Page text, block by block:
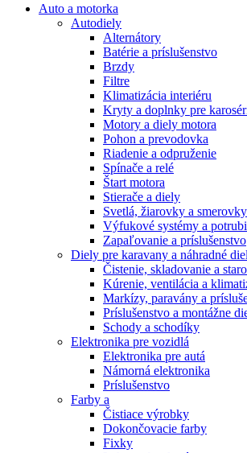
Auto a motorka
Autodiely
Alternátory
Batérie a príslušenstvo
Brzdy
Filtre
Klimatizácia interiéru
Kryty a doplnky pre
Motory a diely motora
Pohon a prevodovka
Riadenie a odpruženie
Spínače a relé
Štart motora
Stierače a diely
Svetlá, žiarovky a smerovky
Výfukové systémy a
Zapaľovanie a príslušenstvo
Diely pre karavany a náhradné
Čistenie, skladovanie a
Kúrenie, ventilácia a
Markízy, paravány a
Príslušenstvo a montážne
Schody a schodíky
Elektronika pre vozidlá
Elektronika pre autá
Námorná elektronika
Príslušenstvo
Farby a
Čistiace výrobky
Dokončovacie farby
Fixky